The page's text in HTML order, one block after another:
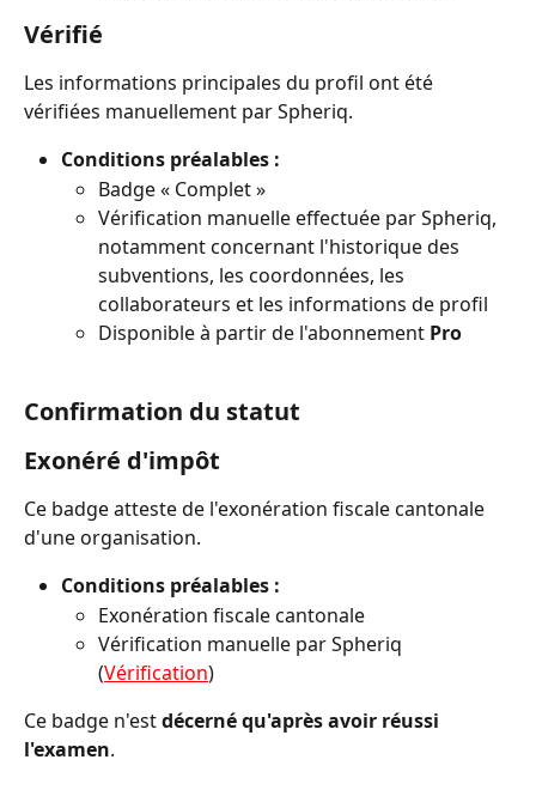
Vérifié
Les informations principales du profil ont été
vérifiées manuellement par Spheriq.
Conditions préalables :
Badge « Complet »
Vérification manuelle effectuée par Spheriq,
notamment concernant l'historique des
subventions, les coordonnées, les
collaborateurs et les informations de profil
Disponible à partir de l'abonnement Pro
Confirmation du statut
Exonéré d'impôt
Ce badge atteste de l'exonération fiscale cantonale
d'une organisation.
Conditions préalables :
Exonération fiscale cantonale
Vérification manuelle par Spheriq
(Vérification)
Ce badge n'est décerné qu'après avoir réussi
l'examen.